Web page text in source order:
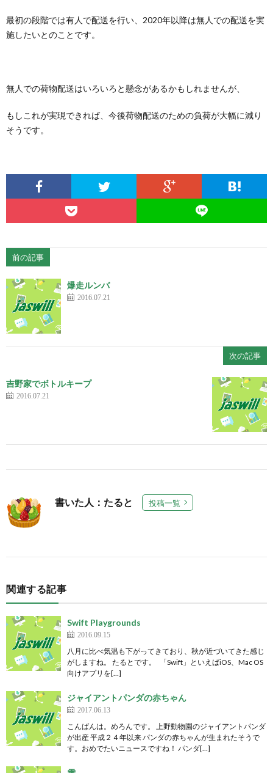
最初の段階では有人で配送を行い、2020年以降は無人での配送を実
施したいとのことです。
無人での荷物配送はいろいろと懸念があるかもしれませんが、
もしこれが実現できれば、今後荷物配送のための負荷が大幅に減り
そうです。
前の記事
爆走ルンバ
2016.07.21
次の記事
吉野家でボトルキープ
2016.07.21
書いた人：たると 投稿一覧
関連する記事
Swift Playgrounds
2016.09.15
八月に比べ気温も下がってきており、秋が近づいてきた感じ
がしますね。 たるとです。 「Swift」といえばiOS、Mac OS
向けアプリを[…]
ジャイアントパンダの赤ちゃん
2017.06.13
こんばんは。めろんです。 上野動物園のジャイアントパンダ
が出産 平成２４年以来 パンダの赤ちゃんが生まれたそうで
す。おめでたいニュースですね！ パンダ[…]